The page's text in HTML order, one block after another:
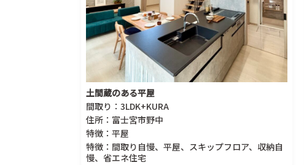
土間蔵のある平屋
間取り：3LDK+KURA
住所：富士宮市野中
特徴：平屋
特徴：間取り自慢、平屋、スキップフロア、収納自
慢、省エネ住宅